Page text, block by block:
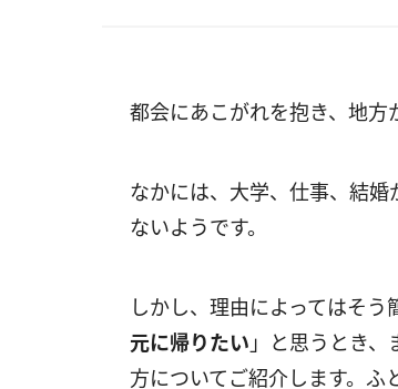
都会にあこがれを抱き、地方
なかには、大学、仕事、結
ないようです。
しかし、理由によってはそ
元に帰りたい 」と思うとき
方についてご紹介します。ふ